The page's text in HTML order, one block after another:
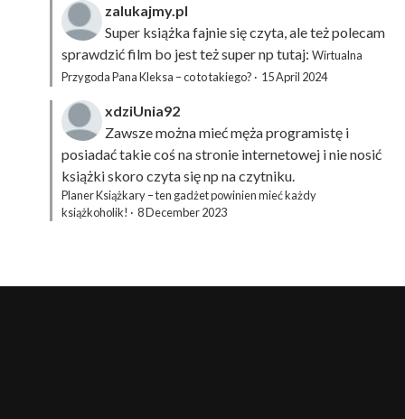
zalukajmy.pl
Super książka fajnie się czyta, ale też polecam
sprawdzić film bo jest też super np tutaj: Wirtualna
Przygoda Pana Kleksa – co to takiego? · 15 April 2024
xdziUnia92
Zawsze można mieć męża programistę i
posiadać takie coś na stronie internetowej i nie nosić
książki skoro czyta się np na czytniku.
Planer Książkary – ten gadżet powinien mieć każdy
książkoholik! · 8 December 2023